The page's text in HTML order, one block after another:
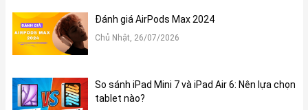
Đánh giá AirPods Max 2024
Chủ Nhật, 26/07/2026
So sánh iPad Mini 7 và iPad Air 6: Nên lựa chọn
tablet nào?